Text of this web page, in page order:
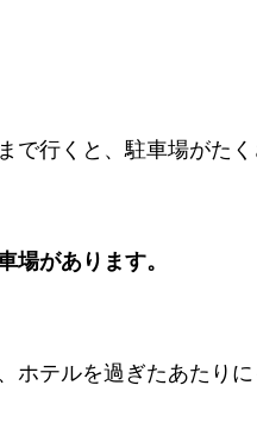
で行くと、駐車場がたく
場があります。
ホテルを過ぎたあたりに